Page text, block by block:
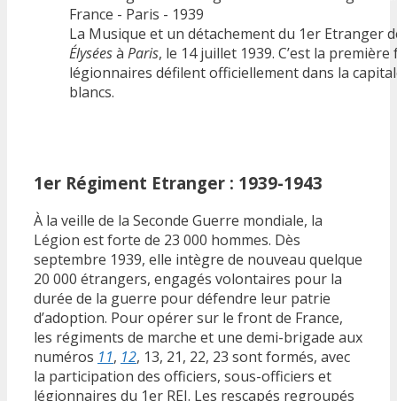
La Musique et un détachement du 1er Etranger
Élyséesà Paris, le 14 juillet 1939. C’est la
légionnaires défilent officiellement dans la
blancs.
1er Régiment Etranger : 1939-1943
À la veille de la Seconde Guerre mondiale, la
Légion est forte de 23 000 hommes. Dès
septembre 1939, elle intègre de nouveau quelque
20 000 étrangers, engagés volontaires pour la
durée de la guerre pour défendre leur patrie
d’adoption. Pour opérer sur le front de France,
les régiments de marche et une demi-brigade aux
numéros 11, 12, 13, 21, 22, 23 sont formés, avec
la participation des officiers, sous-officiers et
légionnaires du 1er REI. Les rescapés regroupés